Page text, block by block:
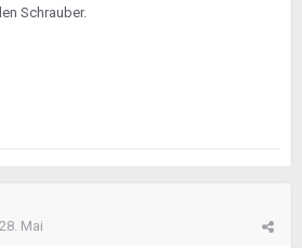
Schrauber.
28. Mai